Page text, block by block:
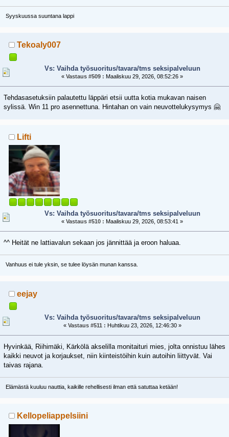
Syyskuussa suuntana lappi
Tekoaly007
Vs: Vaihda työsuoritus/tavara/tms seksipalveluun
«Vastaus #509 : Maaliskuu 29, 2026, 08:52:26 »
Tehdasasetuksiin palautettu läppäri etsii uutta kotia mukavan naisen
sylissä. Win 11 pro asennettuna. Hintahan on vain neuvottelukysymys 🤗
Lifti
Vs: Vaihda työsuoritus/tavara/tms seksipalveluun
«Vastaus #510 : Maaliskuu 29, 2026, 08:53:41 »
^^ Heität ne lattiavalun sekaan jos jännittää ja eroon haluaa.
Vanhuus ei tule yksin, se tulee löysän munan kanssa.
eejay
Vs: Vaihda työsuoritus/tavara/tms seksipalveluun
« Vastaus #511 : Huhtikuu 23, 2026, 12:46:30 »
Hyvinkää, Riihimäki, Kärkölä akselilla monitaituri mies, jolta onnistuu lähes
kaikki neuvot ja korjaukset, niin kiinteistöihin kuin autoihin liittyvät. Vai
taivas rajana.
Elämästä kuuluu nauttia, kaikille rehellisesti ilman että satuttaa ketään!
Kellopeliappelsiini